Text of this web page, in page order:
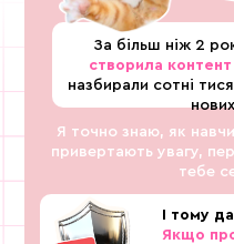
Я точно знаю, як
привертають увагу,
тебе
За більш ніж 2
створила
назбирали сотні
І тому
Якщо